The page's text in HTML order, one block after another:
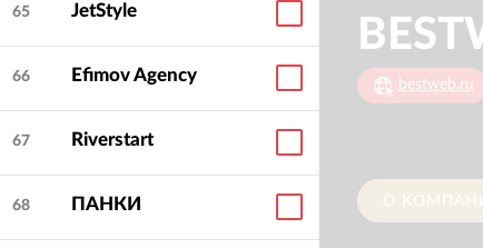
65 JetStyle
66 Efimov Agency
67 Riverstart
68 ПАНКИ
bestweb.ru
О